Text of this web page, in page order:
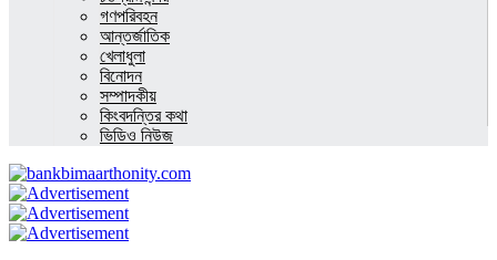
গণপরিবহন
আন্তর্জাতিক
খেলাধুলা
বিনোদন
সম্পাদকীয়
কিংবদন্তির কথা
ভিডিও নিউজ